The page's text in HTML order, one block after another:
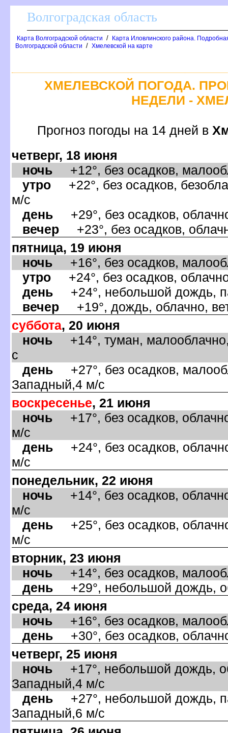
олгоградская область
Карта Волгоградской области /
Карта Иловлинского района.
олгоградской области / Хмелевской на карте
ХМЕЛЕВСКОЙ ПОГОДА.
НЕДЕЛИ -
Прогноз погоды на 14 дней
четверг, 18 июня
ночь +12°, без осадков,
утро +22°, без осадков,
м/с
день +29°, без осадков,
ечер +23°, без осадков,
пятница, 19 июня
ночь +16°, без осадков,
утро +24°, без осадков,
день +24°, небольшой дождь,
ечер +19°, дождь, облачно,
суббота, 20 июня
ночь +14°, туман,
с
день +27°, без осадков,
Западный,4 м/с
оскресенье, 21 июня
ночь +17°, без осадков,
м/с
день +24°, без осадков,
м/с
понедельник, 22 июня
ночь +14°, без осадков,
м/с
день +25°, без осадков,
м/с
торник, 23 июня
ночь +14°, без осадков,
день +29°, небольшой дождь,
среда, 24 июня
ночь +16°, без осадков,
день +30°, без осадков,
четверг, 25 июня
ночь +17°, небольшой дождь,
Западный,4 м/с
день +27°, небольшой дождь,
Западный,6 м/с